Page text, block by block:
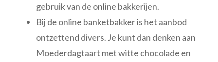
gebruik van de online bakkerijen.
Bij de online banketbakker is het aanbod
ontzettend divers. Je kunt dan denken aan
Moederdagtaart met witte chocolade en